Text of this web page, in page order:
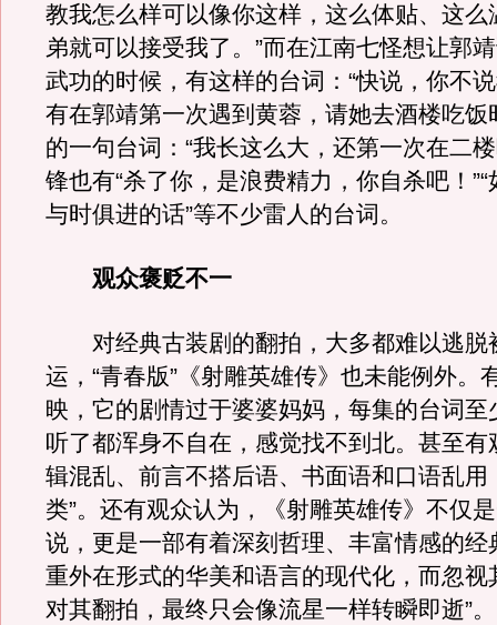
教我怎么样可以像你这样，这么体贴、这么
弟就可以接受我了。”而在江南七怪想让郭
武功的时候，有这样的台词：“快说，你不
有在郭靖第一次遇到黄蓉，请她去酒楼吃饭
的一句台词：“我长这么大，还第一次在二
锋也有“杀了你，是浪费精力，你自杀吧！
与时俱进的话”等不少雷人的台词。
观众褒贬不一
对经典古装剧的翻拍，大多都难以逃脱
运，“青春版”《射雕英雄传》也未能例外。
映，它的剧情过于婆婆妈妈，每集的台词至
听了都浑身不自在，感觉找不到北。甚至有
辑混乱、前言不搭后语、书面语和口语乱用
类”。还有观众认为，《射雕英雄传》不仅
说，更是一部有着深刻哲理、丰富情感的经
重外在形式的华美和语言的现代化，而忽视
对其翻拍，最终只会像流星一样转瞬即逝”。